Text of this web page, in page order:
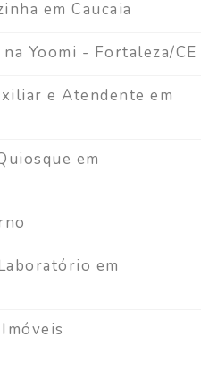
em Caucaia
Yoomi - Fortaleza/CE
e Atendente em
em
em